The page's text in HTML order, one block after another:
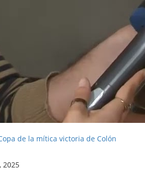
de la mítica victoria de Colón
2025